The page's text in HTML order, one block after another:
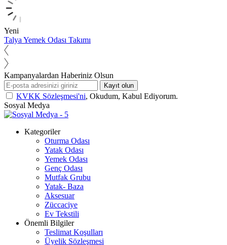
Yeni
Talya Yemek Odası Takımı
Kampanyalardan Haberiniz Olsun
Kayıt olun
KVKK Sözleşmesi'ni, Okudum, Kabul Ediyorum.
Sosyal Medya
Kategoriler
Oturma Odası
Yatak Odası
Yemek Odası
Genç Odası
Mutfak Grubu
Yatak- Baza
Aksesuar
Züccaciye
Ev Tekstili
Önemli Bilgiler
Teslimat Koşulları
Üyelik Sözleşmesi